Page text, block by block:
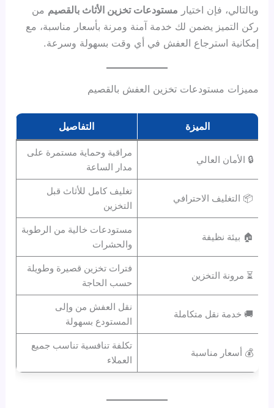
وبالتالي، فإن اختيار مستودعات تخزين الأثاث بالقصيم من
ركن التميز يضمن لك خدمة آمنة ومرنة بأسعار مناسبة، مع
إمكانية استرجاع العفش في أي وقت بسهولة وسرعة.
مميزات مستودعات تخزين العفش بالقصيم
الميزة التفاصيل
🔒 الأمان العالي
مراقبة وحماية مستمرة على
مدار الساعة
📦 التغليف الاحترافي
تغليف كامل للأثاث قبل
التخزين
🏠 بيئة نظيفة
مستودعات خالية من الرطوبة
والحشرات
⏳ مرونة التخزين
فترات تخزين قصيرة وطويلة
حسب الحاجة
🚚 خدمة نقل متكاملة
نقل العفش من وإلى
المستودع بسهولة
💰 أسعار مناسبة
تكلفة تنافسية تناسب جميع
العملاء